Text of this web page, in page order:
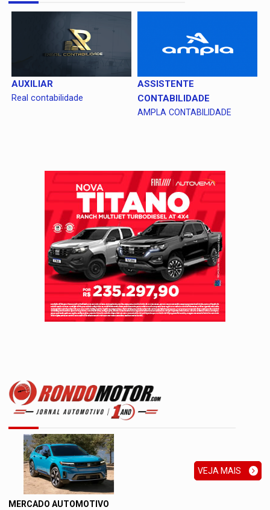
AUXILIAR
Real contabilidade
ASSISTENTE
CONTABILIDADE
AMPLA CONTABILIDADE
VEJA MAIS
MERCADO AUTOMOTIVO